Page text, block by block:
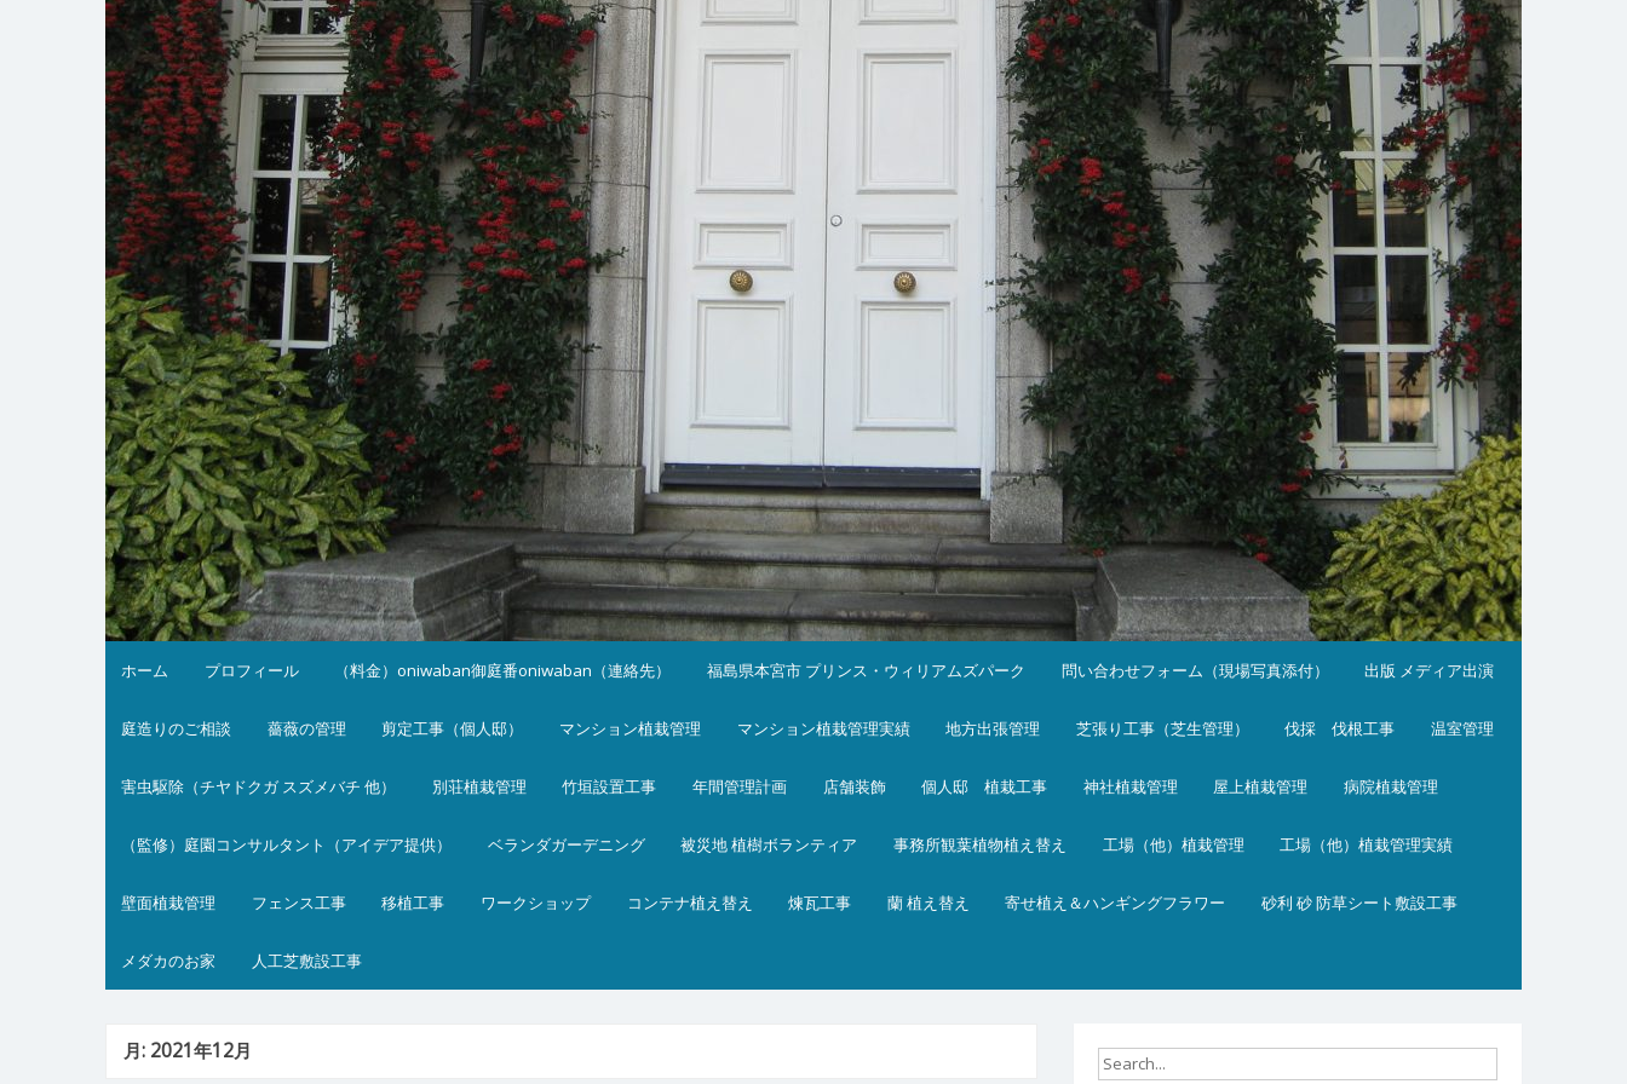
ホーム プロフィール （料金）oniwaban御庭番oniwaban（連絡先） 福島県本宮市 プリンス・ウィリアムズパーク 問い合わせフォーム（現場写真添付） 出版 メディア出演
庭造りのご相談 薔薇の管理 剪定工事（個人邸） マンション植栽管理 マンション植栽管理実績 地方出張管理 芝張り工事（芝生管理） 伐採 伐根工事 温室管理
害虫駆除（チヤドクガ スズメバチ 他） 別荘植栽管理 竹垣設置工事 年間管理計画 店舗装飾 個人邸 植栽工事 神社植栽管理 屋上植栽管理 病院植栽管理
（監修）庭園コンサルタント（アイデア提供） ベランダガーデニング 被災地 植樹ボランティア 事務所観葉植物植え替え 工場（他）植栽管理 工場（他）植栽管理実績
壁面植栽管理 フェンス工事 移植工事 ワークショップ コンテナ植え替え 煉瓦工事 蘭 植え替え 寄せ植え＆ハンギングフラワー 砂利 砂 防草シート敷設工事
メダカのお家 人工芝敷設工事
月: 2021年12月